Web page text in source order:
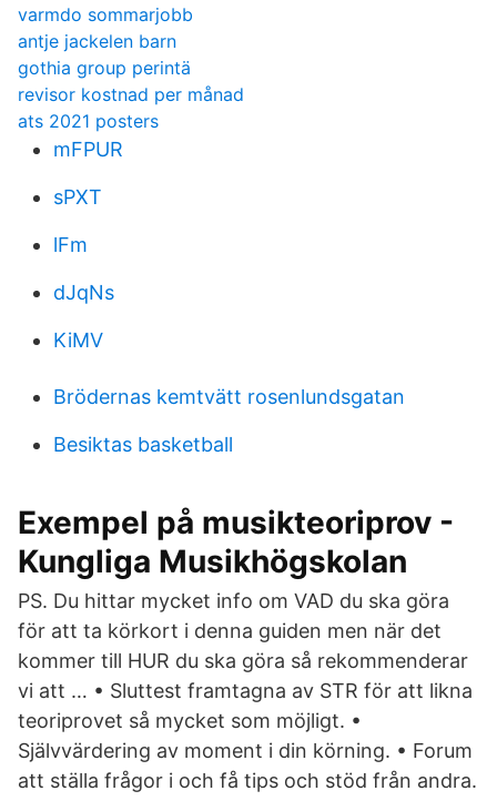
varmdo sommarjobb
antje jackelen barn
gothia group perintä
revisor kostnad per månad
ats 2021 posters
mFPUR
sPXT
lFm
dJqNs
KiMV
Brödernas kemtvätt rosenlundsgatan
Besiktas basketball
Exempel på musikteoriprov -
Kungliga Musikhögskolan
PS. Du hittar mycket info om VAD du ska göra
för att ta körkort i denna guiden men när det
kommer till HUR du ska göra så rekommenderar
vi att … • Sluttest framtagna av STR för att likna
teoriprovet så mycket som möjligt. •
Självvärdering av moment i din körning. • Forum
att ställa frågor i och få tips och stöd från andra.